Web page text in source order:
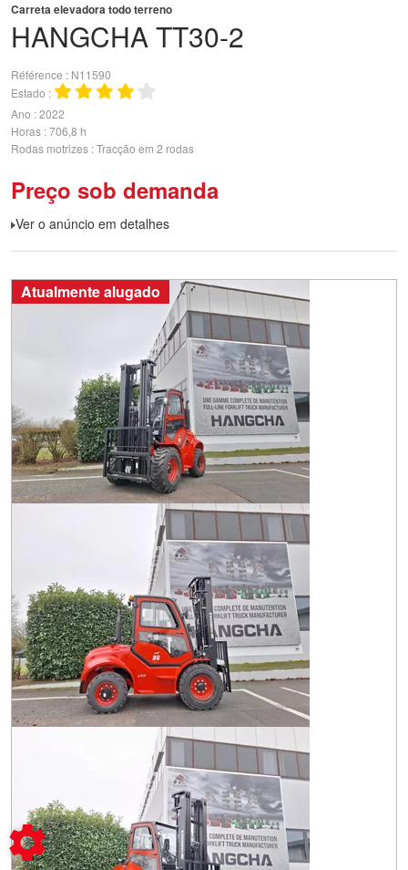
HANGCHATT30-2
Carreta elevadora todo terreno
Référence
N11590
Estado
Ano 2022
Horas 706,8 h
Rodas motrizes Tracção em 2 rodas
Preço sob demanda
Ver o anúncio em detalhes
Atualmente alugado